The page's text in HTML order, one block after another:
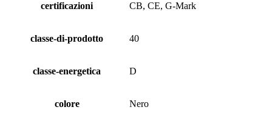
certificazioni CB, CE, G-Mark
classe-di-prodotto 40
classe-energetica D
colore Nero